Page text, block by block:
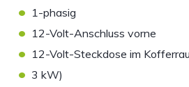
• 1-phasig
• 12-Volt-Anschluss vorne
• 12-Volt-Steckdose im
• 3 kW)